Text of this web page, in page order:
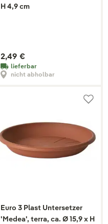
H 4,9 cm
2,49 €
lieferbar
nicht abholbar
Euro 3 Plast Untersetzer
'Medea', terra, ca. Ø 15,9 x H